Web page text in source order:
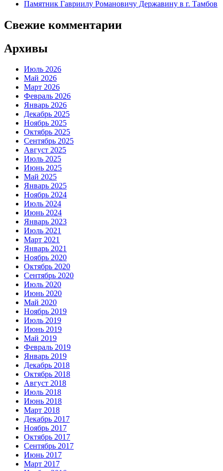
Памятник Гавриилу Романовичу Державину в г. Тамбов
Свежие комментарии
Архивы
Июль 2026
Май 2026
Март 2026
Февраль 2026
Январь 2026
Декабрь 2025
Ноябрь 2025
Октябрь 2025
Сентябрь 2025
Август 2025
Июль 2025
Июнь 2025
Май 2025
Январь 2025
Ноябрь 2024
Июль 2024
Июнь 2024
Январь 2023
Июль 2021
Март 2021
Январь 2021
Ноябрь 2020
Октябрь 2020
Сентябрь 2020
Июль 2020
Июнь 2020
Май 2020
Ноябрь 2019
Июль 2019
Июнь 2019
Май 2019
Февраль 2019
Январь 2019
Декабрь 2018
Октябрь 2018
Август 2018
Июль 2018
Июнь 2018
Март 2018
Декабрь 2017
Ноябрь 2017
Октябрь 2017
Сентябрь 2017
Июнь 2017
Март 2017